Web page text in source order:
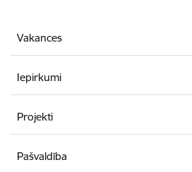
Vakances
Iepirkumi
Projekti
Pašvaldība